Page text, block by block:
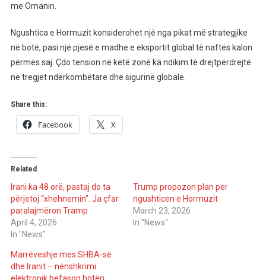
me Omanin.
Ngushtica e Hormuzit konsiderohet një nga pikat më strategjike
në botë, pasi një pjesë e madhe e eksportit global të naftës kalon
përmes saj. Çdo tension në këtë zonë ka ndikim të drejtpërdrejtë
në tregjet ndërkombëtare dhe sigurinë globale.
Share this:
Facebook X
Related
Irani ka 48 orë, pastaj do ta
përjetoj “xhehnemin”. Ja çfar
paralajmëron Tramp
April 4, 2026
In "News"
Trump propozon plan per
ngushticen e Hormuzit
March 23, 2026
In "News"
Marrëveshje mes SHBA-së
dhe Iranit – nënshkrimi
elektronik befason botën